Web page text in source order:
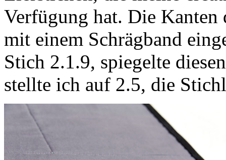
Verfügung hat. Die Kanten
mit einem Schrägband
Stich 2.1.9, spiegelte
stellte ich auf 2.5, die